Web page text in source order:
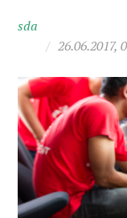
sda
/ 26.06.2017,